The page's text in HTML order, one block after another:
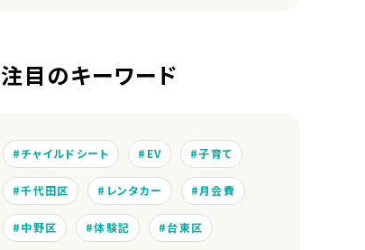
注目のキーワード
チャイルドシート EV 子育て
千代田区 レンタカー 月会費
中野区 体験記 台東区